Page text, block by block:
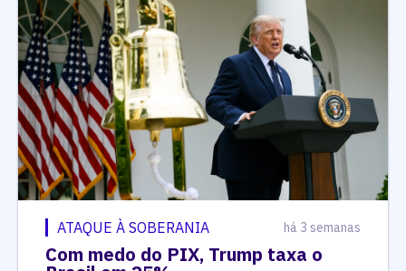
ATAQUE À SOBERANIA há 3 semanas
Com medo do PIX, Trump taxa o